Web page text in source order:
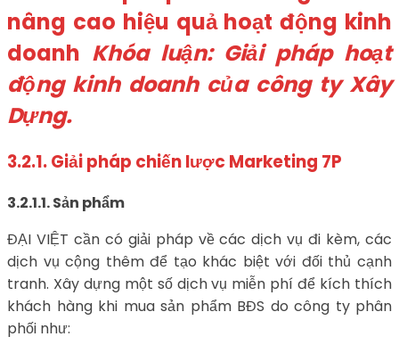
nâng cao hiệu quả hoạt động kinh
doanh Khóa luận: Giải pháp hoạt
động kinh doanh của công ty Xây
Dựng.
3.2.1. Giải pháp chiến lược Marketing 7P
3.2.1.1. Sản phẩm
ĐẠI VIỆT cần có giải pháp về các dịch vụ đi kèm, các
dịch vụ cộng thêm để tạo khác biệt với đối thủ cạnh
tranh. Xây dựng một số dịch vụ miễn phí để kích thích
khách hàng khi mua sản phẩm BĐS do công ty phân
phối như: